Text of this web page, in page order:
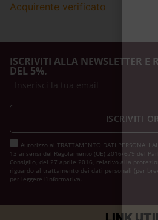
Acquirente verificato
ISCRIVITI ALLA NEWSLETTER E
DEL 5%.
Autorizzo al TRATTAMENTO DATI PERSONALI
13 ai sensi del Regolamento (UE) 2016/679 del
Consiglio, del 27 aprile 2016, relativo alla
riguardo al trattamento dei dati personali (per
per leggere l’informativa.
ISCRIVITI